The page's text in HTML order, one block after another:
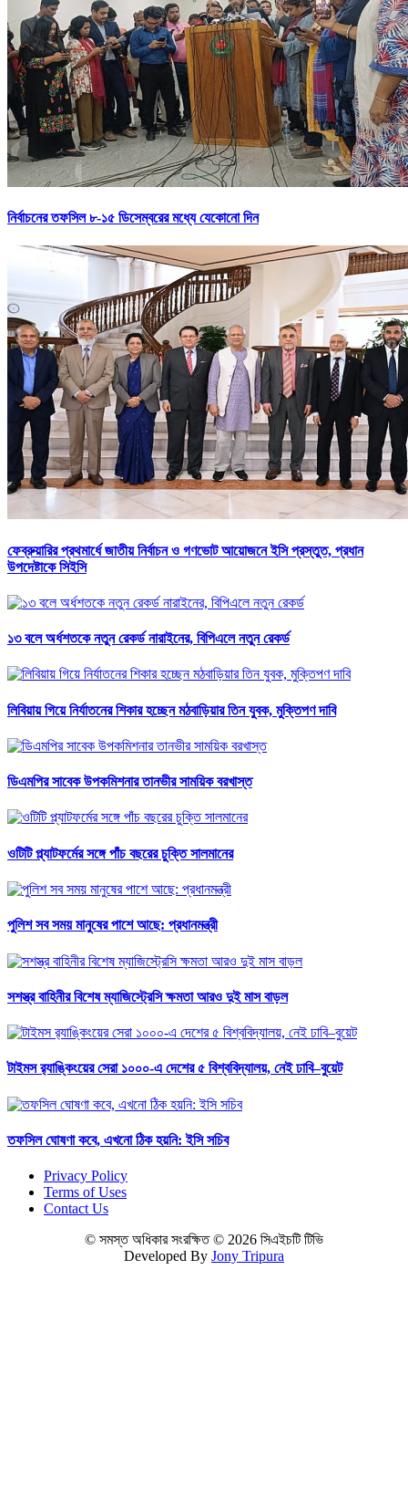
নির্বাচনের তফসিল ৮-১৫ ডিসেম্বরের মধ্যে যেকোনো দিন
ফেব্রুয়ারির প্রথমার্ধে জাতীয় নির্বাচন ও গণভোট আয়োজনে ইসি প্রস্তুত, প্রধান
উপদেষ্টাকে সিইসি
১৩ বলে অর্ধশতকে নতুন রেকর্ড নারাইনের, বিপিএলে নতুন রেকর্ড
লিবিয়ায় গিয়ে নির্যাতনের শিকার হচ্ছেন মঠবাড়িয়ার তিন যুবক, মুক্তিপণ দাবি
ডিএমপির সাবেক উপকমিশনার তানভীর সাময়িক বরখাস্ত
ওটিটি প্ল্যাটফর্মের সঙ্গে পাঁচ বছরের চুক্তি সালমানের
পুলিশ সব সময় মানুষের পাশে আছে: প্রধানমন্ত্রী
সশস্ত্র বাহিনীর বিশেষ ম্যাজিস্ট্রেসি ক্ষমতা আরও দুই মাস বাড়ল
টাইমস র‍্যাঙ্কিংয়ের সেরা ১০০০-এ দেশের ৫ বিশ্ববিদ্যালয়, নেই ঢাবি–বুয়েট
তফসিল ঘোষণা কবে, এখনো ঠিক হয়নি: ইসি সচিব
Privacy Policy
Terms of Uses
Contact Us
© সমস্ত অধিকার সংরক্ষিত © 2026 সিএইচটি টিভি
Developed By Jony Tripura